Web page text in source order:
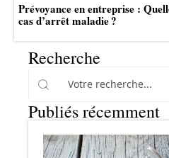
Prévoyance en entreprise :
cas d’arrêt maladie ?
Recherche
Publiés récemment